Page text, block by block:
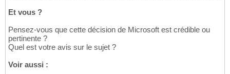
Et vous ?
Pensez-vous que cette décision de Microsoft est crédible ou
pertinente ?
Quel est votre avis sur le sujet ?
Voir aussi :